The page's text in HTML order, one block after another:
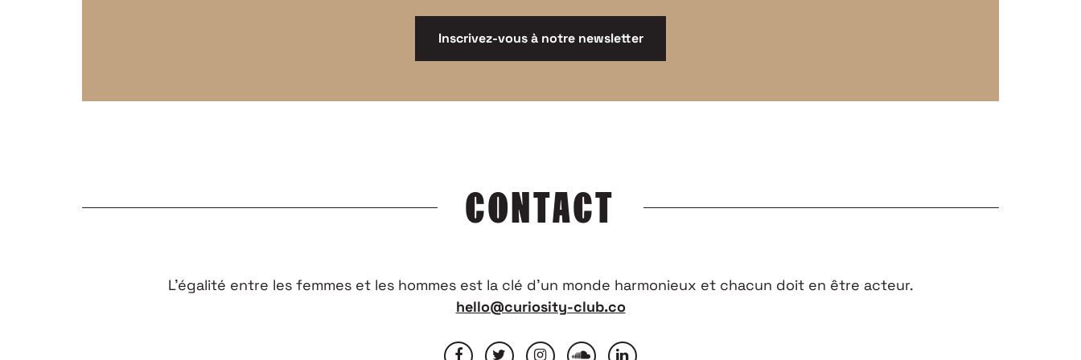
Inscrivez-vous à notre newsletter
CONTACT
L’égalité entre les femmes et les hommes est la clé d’un monde harmonieux et chacun doit en être acteur.
hello@curiosity-club.co